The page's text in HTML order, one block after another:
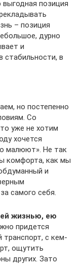
позиция
– позиция
дурно
и
в
но постепенно
Со
уже не хотим
хочется
малюют». Не так
комфорта, как мы
и
самого себя.
жизнью, ею
придется
с кем-
ощутить
других. Зато